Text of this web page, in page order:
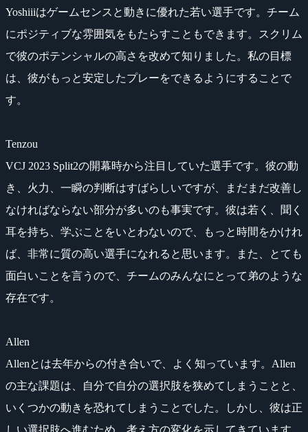
Yoshiiiはゲームセンスと動きに優れた若い選手です。チーム
にポジティブな雰囲気をもたらすこともできます。スクリム
で彼のポテンシャルの高さを改めて知りました。私の目標
は、彼がもっと安定したプレーをできるようにすることで
す。
Tenzou
VCJ 2023 Split2の開幕時から注目していた選手です。彼の動
き、火力、一瞬の判断はすばらしいですが、まだまだ改善し
なければならない部分が多いのも事実です。彼は若く、聞く
耳を持ち、学ぶことをいとわないので、もっと時間をかけれ
ば、非常に質の高い選手になれると思います。また、とても
面白いことを言うので、チームのみんなにとって弟のような
存在です。
Allen
Allenとは去年からの付き合いで、よく知っています。Allen
の主な課題は、自分で自分の選択肢を狭めてしまうことと、
いくつかの動きを恐れてしまうことでした。しかし、彼は正
しい選択肢へ進むため、考え方の変化を示してきています。